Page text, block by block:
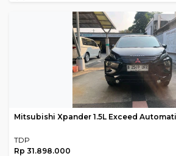
Mitsubishi Xpander 1.5L Exceed
TDP
Rp 31.898.000